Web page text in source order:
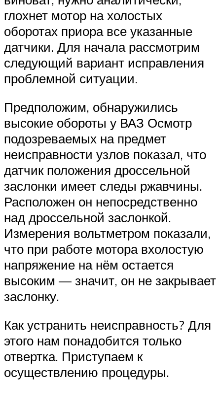
глохнет мотор на холостых
оборотах приора все указанные
датчики. Для начала рассмотрим
следующий вариант исправления
проблемной ситуации.
Предположим, обнаружились
высокие обороты у ВАЗ Осмотр
подозреваемых на предмет
неисправности узлов показал, что
датчик положения дроссельной
заслонки имеет следы ржавчины.
Расположен он непосредственно
над дроссельной заслонкой.
Измерения вольтметром показали,
что при работе мотора вхолостую
напряжение на нём остается
высоким — значит, он не закрывает
заслонку.
Как устранить неисправность? Для
этого нам понадобится только
отвертка. Приступаем к
осуществлению процедуры.